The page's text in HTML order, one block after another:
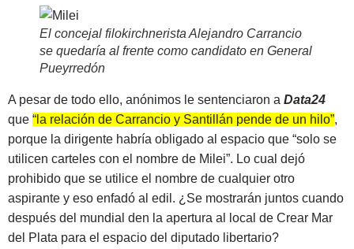
El concejal filokirchnerista Alejandro Carrancio
se quedaría al frente como candidato en General
Pueyrredón
A pesar de todo ello, anónimos le sentenciaron a Data24
que “la relación de Carrancio y Santillán pende de un hilo”,
porque la dirigente habría obligado al espacio que “solo se
utilicen carteles con el nombre de Milei”. Lo cual dejó
prohibido que se utilice el nombre de cualquier otro
aspirante y eso enfadó al edil. ¿Se mostrarán juntos cuando
después del mundial den la apertura al local de Crear Mar
del Plata para el espacio del diputado libertario?